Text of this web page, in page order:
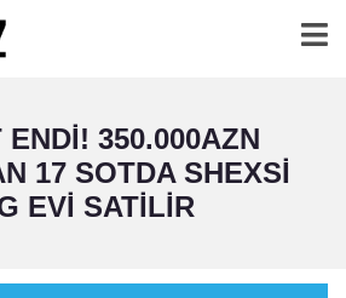
ENDI! 350.000AZN
17 SOTDA SHEXSI
EVI SATILIR